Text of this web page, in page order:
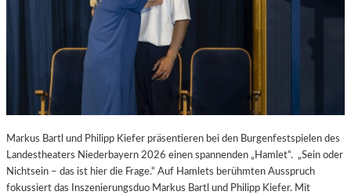
Markus Bartl und Philipp Kiefer präsentieren bei den Burgenfestspielen des
Landestheaters Niederbayern 2026 einen spannenden „Hamlet“. „Sein oder
Nichtsein – das ist hier die Frage.“ Auf Hamlets berühmten Ausspruch
fokussiert das Inszenierungsduo Markus Bartl und Philipp Kiefer. Mit